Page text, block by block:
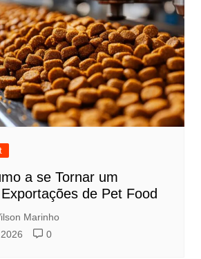
a se Tornar um
de Pet Food
Marinho
0